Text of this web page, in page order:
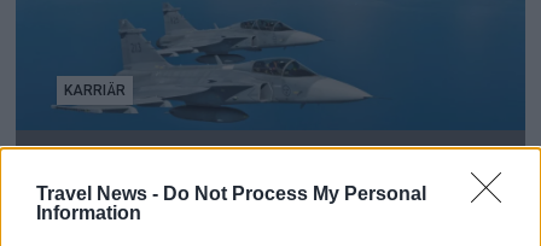
Travel News - Do Not Process My Personal
Information
KARRIÄR
Travel Manager med